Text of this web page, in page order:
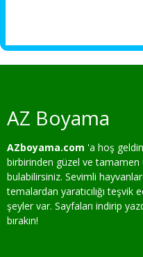
AZ Boyama
AZboyama.com 'a hoş
birbirinden güzel ve tamamen
bulabilirsiniz. Sevimli
temalardan yaratıcılığı
şeyler var. Sayfaları indirip
bırakın!